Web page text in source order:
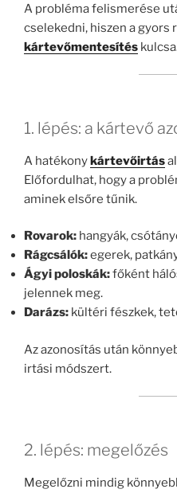
A probléma felismerése
cselekedni, hiszen a gyors
kártevőmentesítés
1. lépés: a kártevő
A hatékonykártevőirtás
Előfordulhat, hogy a
aminek elsőre tűnik.
Rovarok: hangyák,
Rágcsálók:egerek,
Ágyi poloskák:főként
jelennek meg.
Darázs: kültéri fészkek,
Az azonosítás után
irtási módszert.
2. lépés: megelőzés
Megelőzni mindig